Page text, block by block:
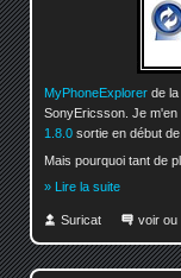
MyPhoneExplorer de
SonyEricsson. Je
1.8.0 sortie en début
Mais pourquoi tant de
» Lire la suite
Suricat voir ou